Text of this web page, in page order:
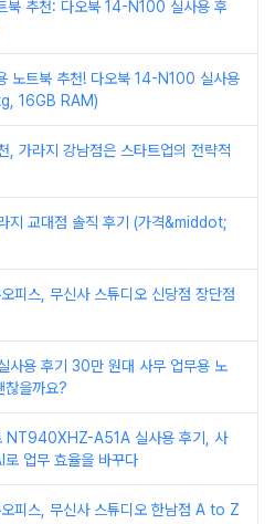
북 추천: 다오북 14-N100 실사용 후
노트북 추천! 다오북 14-N100 실사용
16GB RAM)
, 가라지 강남점은 스타트업의 전략적
지 교대점 솔직 후기 (가격&middot;
피스, 무신사 스튜디오 신당점 장단점
사용 후기 30만 원대 사무 업무용 노
찮을까요?
NT940XHZ-A51A 실사용 후기, 사
업무 효율을 바꾸다
피스, 무신사 스튜디오 한남점 A to Z